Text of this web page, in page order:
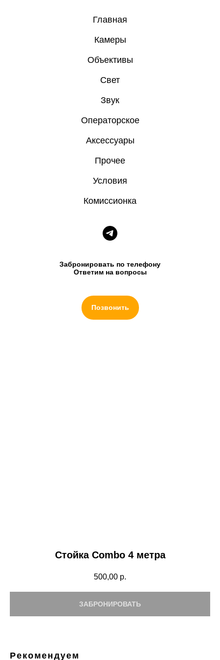
Главная
Камеры
Объективы
Свет
Звук
Операторское
Аксессуары
Прочее
Условия
Комиссионка
Забронировать по телефону
Ответим на вопросы
Позвонить
Стойка Combo 4 метра
500,00 р.
ЗАБРОНИРОВАТЬ
Рекомендуем